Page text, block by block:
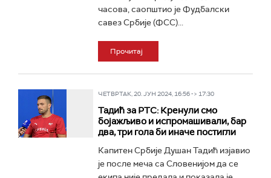
часова, саопштио је Фудбалски
савез Србије (ФСС)...
Прочитај
ЧЕТВРТАК, 20. ЈУН 2024, 16:56 -> 17:30
Тадић за РТС: Кренули смо
бојажљиво и испромашивали, бар
два, три гола би иначе постигли
Капитен Србије Душан Тадић изјавио
је после меча са Словенијом да се